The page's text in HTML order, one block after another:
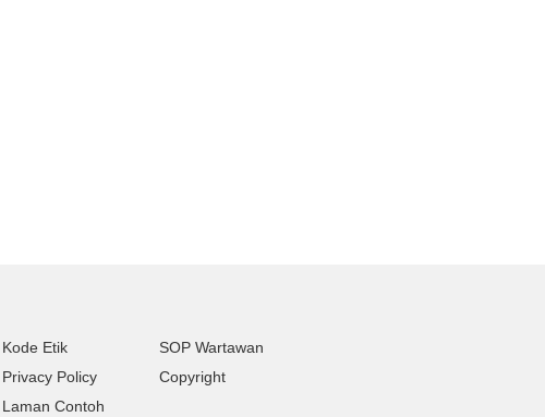
Kode Etik
SOP Wartawan
Privacy Policy
Copyright
Laman Contoh